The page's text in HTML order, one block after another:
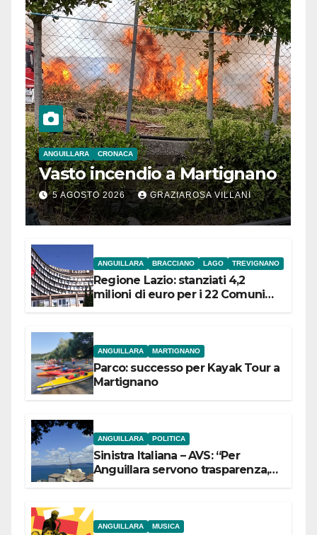
ANGUILLARA CRONACA
Vasto incendio a Martignano
5 AGOSTO 2026 GRAZIAROSA VILLANI
ANGUILLARA BRACCIANO LAGO TREVIGNANO
Regione Lazio: stanziati 4,2
milioni di euro per i 22 Comuni
ANGUILLARA MARTIGNANO
Parco: successo per Kayak Tour a
Martignano
ANGUILLARA POLITICA
Sinistra Italiana – AVS: “Per
Anguillara servono trasparenza,
ANGUILLARA MUSICA